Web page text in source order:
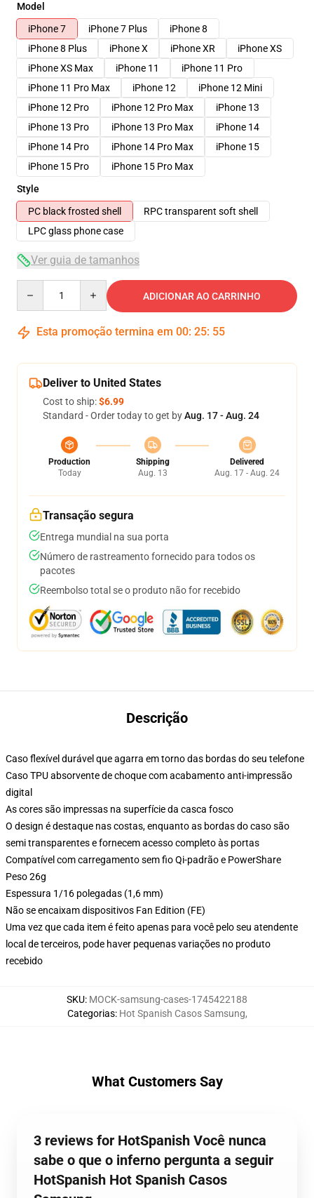
Model
iPhone 7
iPhone 7 Plus
iPhone 8
iPhone 8 Plus
iPhone X iPhone XR
iPhone XS
iPhone XS Max
iPhone 11
iPhone 11 Pro
iPhone 11 Pro Max
iPhone 12
iPhone 12 Mini
iPhone 12 Pro
iPhone 12 Pro Max
iPhone 13
iPhone 13 Pro
iPhone 13 Pro Max
iPhone 14
iPhone 14 Pro
iPhone 14 Pro Max
iPhone 15
iPhone 15 Pro
iPhone 15 Pro Max
Style
PC black frosted shell
RPC transparent soft shell
LPC glass phone case
Ver guia de tamanhos
ADICIONAR AO CARRINHO
Esta promoção termina em 00: 25: 54
Deliver to United States
Cost to ship:$6.99
Standard - Order today to get byAug. 17 - Aug. 24
Production
Today
Shipping
Aug. 13
Delivered
Aug. 17 - Aug. 24
Transação segura
Entrega mundial na sua porta
Número de rastreamento fornecido para todos os
pacotes
Reembolso total se o produto não for recebido
Descrição
Caso flexível durável que agarra em torno das bordas do seu telefone
Caso TPU absorvente de choque com acabamento anti-impressão
digital
As cores são impressas na superfície da casca fosco
O design é destaque nas costas, enquanto as bordas do caso são
semi transparentes e fornecem acesso completo às portas
Compatível com carregamento sem fio Qi-padrão e PowerShare
Peso 26g
Espessura 1/16 polegadas (1,6 mm)
Não se encaixam dispositivos Fan Edition (FE)
Uma vez que cada item é feito apenas para você pelo seu atendente
local de terceiros, pode haver pequenas variações no produto
recebido
SKU: MOCK-samsung-cases-1745422188
Categorias: Hot Spanish Casos Samsung,
What Customers Say
3 reviews for HotSpanish Você nunca
sabe o que o inferno pergunta a seguir
HotSpanish Hot Spanish Casos